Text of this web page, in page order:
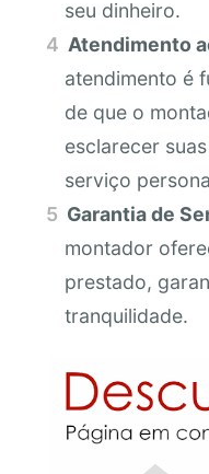
seu dinheiro.
Atendimento
atendimento é
de que o
esclarecer
serviço
Garantia de
montador
prestado,
tranquilidade.